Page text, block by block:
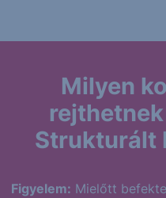
Milyen
Strukturált
Figyelem: Mielőtt